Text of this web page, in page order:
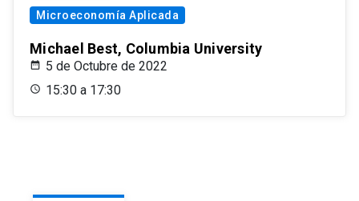
Microeconomía Aplicada
Michael Best, Columbia University
5 de Octubre de 2022
15:30 a 17:30